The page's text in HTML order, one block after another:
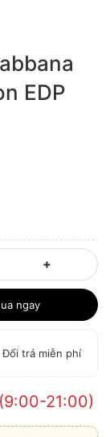
EDP
+
ngay
Đổi trả miễn phí
21:00)